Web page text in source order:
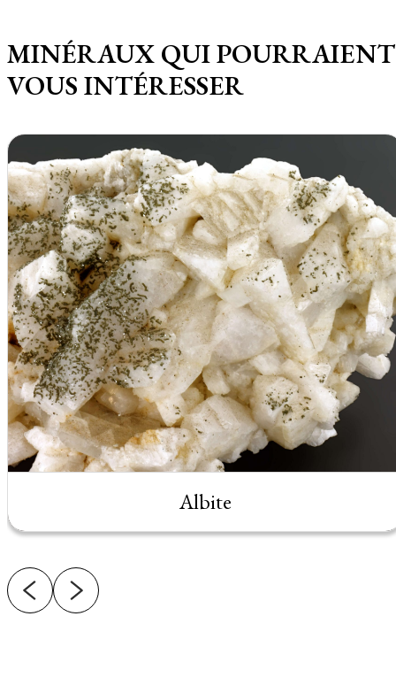
MINÉRAUX QUI POURRAIENT
VOUS INTÉRESSER
Albite